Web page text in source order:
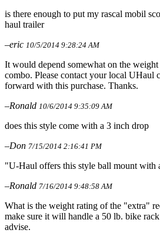
is there enough to put my rascal mobil
haul trailer
–eric 10/5/2014 9:28:24 AM
It would depend somewhat on the
combo. Please contact your local UHaul
forward with this purchase. Thanks.
–Ronald 10/6/2014 9:35:09 AM
does this style come with a 3 inch drop
–Don 7/15/2014 2:16:41 PM
"U-Haul offers this style ball mount with
–Ronald 7/16/2014 9:48:58 AM
What is the weight rating of the "extra"
make sure it will handle a 50 lb. bike
advise.